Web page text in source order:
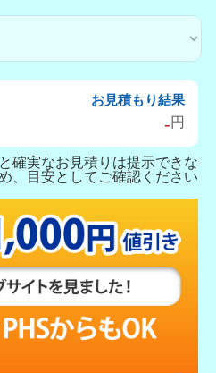
お見積もり結果
- 円
確実なお見積りは提示できな
、目安としてご確認ください